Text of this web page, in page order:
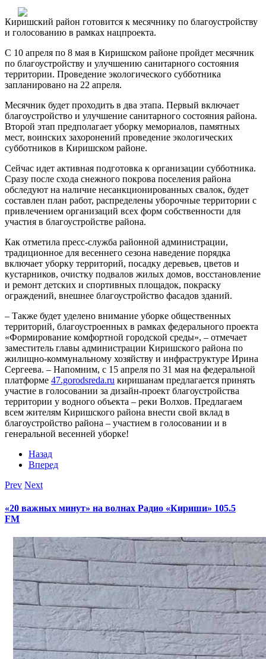
Киришский район готовится к месячнику по благоустройству
и голосованию в рамках нацпроекта.
С 10 апреля по 8 мая в Киришском районе пройдет месячник
по благоустройству и улучшению санитарного состояния
территории. Проведение экологического субботника
запланировано на 22 апреля.
Месячник будет проходить в два этапа. Первый включает
благоустройство и улучшение санитарного состояния района.
Второй этап предполагает уборку мемориалов, памятных
мест, воинских захоронений проведение экологических
субботников в Киришском районе.
Сейчас идет активная подготовка к организации субботника.
Сразу после схода снежного покрова поселения района
обследуют на наличие несанкционированных свалок, будет
составлен план работ, распределены уборочные территории с
привлечением организаций всех форм собственности для
участия в благоустройстве района.
Как отметила пресс-служба районной администрации,
традиционное для весеннего сезона наведение порядка
включает уборку территорий, посадку деревьев, цветов и
кустарников, очистку подвалов жилых домов, восстановление
и ремонт детских и спортивных площадок, покраску
ограждений, внешнее благоустройство фасадов зданий.
– Также будет уделено внимание уборке общественных
территорий, благоустроенных в рамках федерального проекта
«Формирование комфортной городской среды», – отмечает
заместитель главы администрации Киришского района по
жилищно-коммунальному хозяйству и инфраструктуре Ирина
Сергеева. – Напомним, с 15 апреля по 31 мая на федеральной
платформе 47.gorodsreda.ru киришанам предлагается принять
участие в голосовании за дизайн-проект благоустройства
территории у водного объекта – реки Волхов. Предлагаем
всем жителям Киришского района внести свой вклад в
благоустройство района – участием в голосовании и в
генеральной весенней уборке!
Назад
Вперед
Prev Next
«20 важных минут» на волнах Радио «Кириши» 105.5
FM